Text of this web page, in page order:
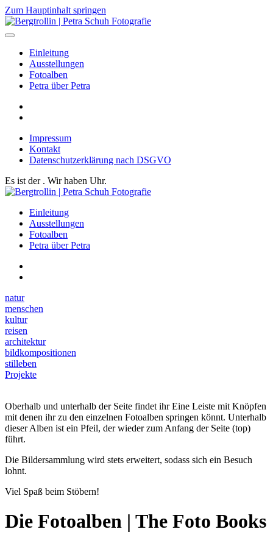
Zum Hauptinhalt springen
Einleitung
Ausstellungen
Fotoalben
Petra über Petra
Impressum
Kontakt
Datenschutzerklärung nach DSGVO
Es ist der . Wir haben Uhr.
Einleitung
Ausstellungen
Fotoalben
Petra über Petra
natur
menschen
kultur
reisen
architektur
bildkompositionen
stilleben
Projekte
Oberhalb und unterhalb der Seite findet ihr Eine Leiste mit Knöpfen
mit denen ihr zu den einzelnen Fotoalben springen könnt. Unterhalb
dieser Alben ist ein Pfeil, der wieder zum Anfang der Seite (top)
führt.
Die Bildersammlung wird stets erweitert, sodass sich ein Besuch
lohnt.
Viel Spaß beim Stöbern!
Die Fotoalben | The Foto Books